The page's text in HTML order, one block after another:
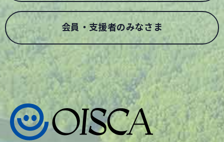
会員・支援者のみなさま